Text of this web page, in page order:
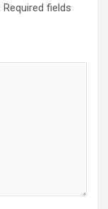
Required fields